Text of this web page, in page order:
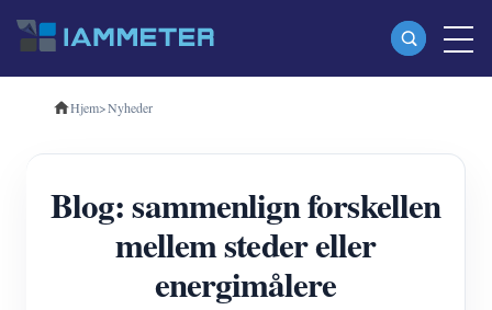
Produkter
Trefaset Wi-Fi-energimåler (WEM3080T)
Trefaset Wi-Fi energimåler (WEM3046T)
Trefaset Wi-Fi-energimåler (WEM3050T)
Hjem>Nyheder
Blog: sammenlign forskellen
mellem steder eller
energimålere